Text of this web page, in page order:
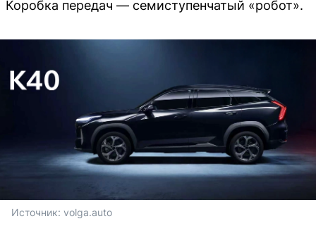
Коробка передач — семиступенчатый «робот».
Источник: volga.auto